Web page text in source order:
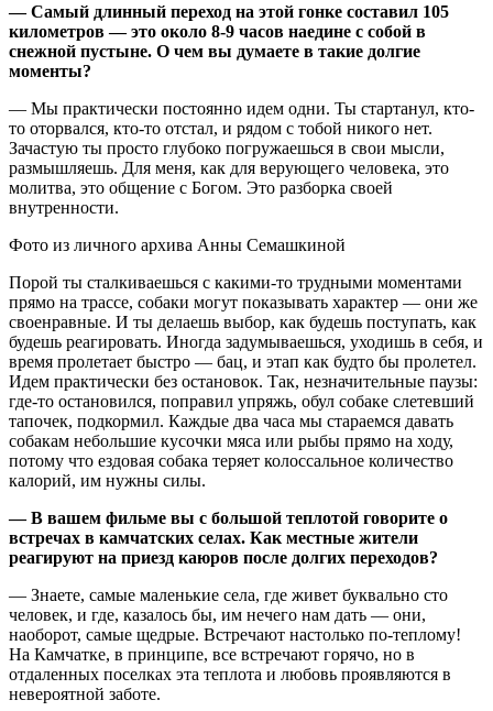
— Самый длинный переход на этой гонке составил 105
километров — это около 8-9 часов наедине с собой в
снежной пустыне. О чем вы думаете в такие долгие
моменты?
— Мы практически постоянно идем одни. Ты стартанул, кто-
то оторвался, кто-то отстал, и рядом с тобой никого нет.
Зачастую ты просто глубоко погружаешься в свои мысли,
размышляешь. Для меня, как для верующего человека, это
молитва, это общение с Богом. Это разборка своей
внутренности.
Фото из личного архива Анны Семашкиной
Порой ты сталкиваешься с какими-то трудными моментами
прямо на трассе, собаки могут показывать характер — они же
своенравные. И ты делаешь выбор, как будешь поступать, как
будешь реагировать. Иногда задумываешься, уходишь в себя, и
время пролетает быстро — бац, и этап как будто бы пролетел.
Идем практически без остановок. Так, незначительные паузы:
где-то остановился, поправил упряжь, обул собаке слетевший
тапочек, подкормил. Каждые два часа мы стараемся давать
собакам небольшие кусочки мяса или рыбы прямо на ходу,
потому что ездовая собака теряет колоссальное количество
калорий, им нужны силы.
— В вашем фильме вы с большой теплотой говорите о
встречах в камчатских селах. Как местные жители
реагируют на приезд каюров после долгих переходов?
— Знаете, самые маленькие села, где живет буквально сто
человек, и где, казалось бы, им нечего нам дать — они,
наоборот, самые щедрые. Встречают настолько по-теплому!
На Камчатке, в принципе, все встречают горячо, но в
отдаленных поселках эта теплота и любовь проявляются в
невероятной заботе.